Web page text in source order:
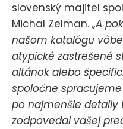
slovenský majitel
Michal Zelman.„A
našom katalógu
atypické zastrešené
altánok alebo
spoločne
po najmenšie detaily
zodpovedal vašej